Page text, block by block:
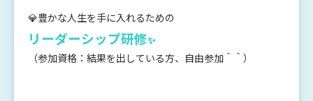
💎豊かな人生を手に入れるための
リーダーシップ研修✨
（参加資格：結果を出している方、自由参加＾＾）